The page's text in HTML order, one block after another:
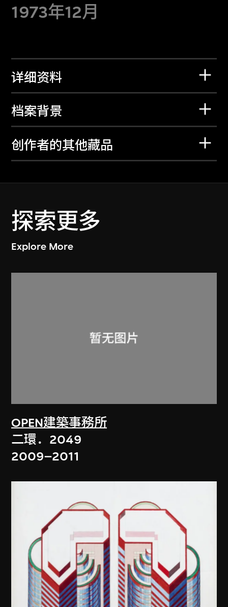
1973年12月
详细资料
档案背景
创作者的其他藏品
探索更多
Explore More
OPEN建築事務所
二環．2049
2009–2011